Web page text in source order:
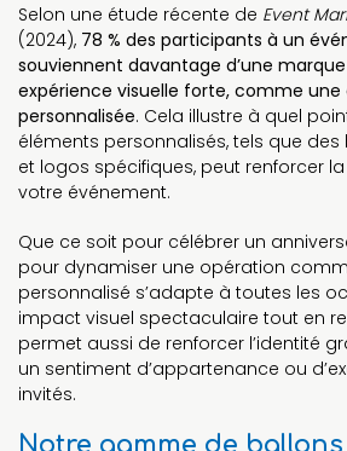
Selon une étude récente de Event
(2024), 78 % des participants à un
souviennent davantage d’une
expérience visuelle forte, comme
personnalisée. Cela illustre à quel
éléments personnalisés, tels que
et logos spécifiques, peut renforcer
votre événement.
Que ce soit pour célébrer un
pour dynamiser une opération
personnalisé s’adapte à toutes les
impact visuel spectaculaire tout en
permet aussi de renforcer l’identité
un sentiment d’appartenance ou
invités.
Notre gamme de ballons